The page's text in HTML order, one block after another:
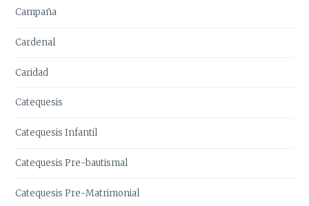
Campaña
Cardenal
Caridad
Catequesis
Catequesis Infantil
Catequesis Pre-bautismal
Catequesis Pre-Matrimonial